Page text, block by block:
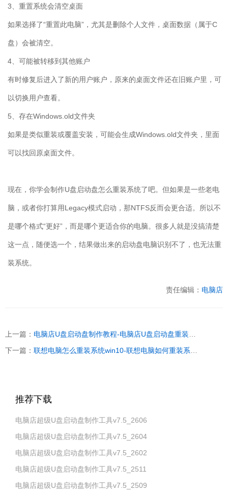
3 、重置系统会清空桌面
如果选择了“重置此电脑”，尤其是删除个人文件，桌面数据（属于C
盘）会被清空。
4 、可能被转移到其他账户
有时修复后进入了新的用户账户，原来的桌面文件还在旧账户里，可
以切换用户查看。
5 、存在Windows.old文件夹
如果是类似重装或覆盖安装，可能会生成Windows.old文件夹，里面
可以找回原桌面文件。
现在，你学会制作U盘启动盘怎么重装系统了吧。但如果是一些老电
脑，或者你打算用Legacy模式启动，那NTFS反而会更合适。所以不
是哪个格式“更好”，而是哪个更适合你的电脑。很多人就是没搞清楚
这一点，随便选一个，结果做出来的启动盘电脑识别不了，也无法重
装系统。
责任编辑： 电脑店
上一篇： 电脑店U盘启动盘制作教程-电脑店U盘启动盘重装教程
下一篇： 联想电脑怎么重装系统win10-联想电脑如何重装系统win10
推荐下载
电脑店超级U盘启动盘制作工具v7.5_2606
电脑店超级U盘启动盘制作工具v7.5_2604
电脑店超级U盘启动盘制作工具v7.5_2602
电脑店超级U盘启动盘制作工具v7.5_2511
电脑店超级U盘启动盘制作工具v7.5_2509